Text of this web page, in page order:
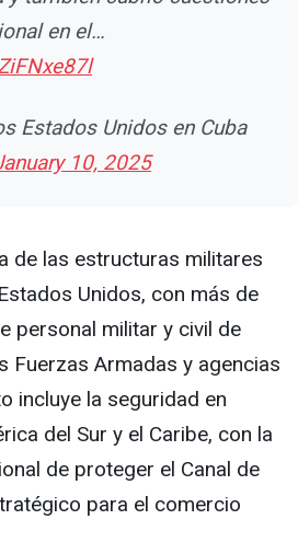
en el…
Estados Unidos en Cuba
10, 2025
de las estructuras militares
Unidos, con más de
personal militar y civil de
Fuerzas Armadas y agencias
incluye la seguridad en
del Sur y el Caribe, con la
de proteger el Canal de
para el comercio